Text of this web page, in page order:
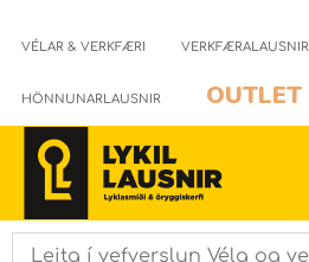
VÉLAR & VERKFÆRI VERKFÆRALAUSNIR
HÖNNUNARLAUSNIR OUTLET